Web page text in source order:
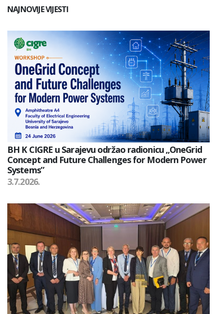
NAJNOVIJE VIJESTI
BH K CIGRE u Sarajevu održao radionicu „OneGrid
Concept and Future Challenges for Modern Power
Systems”
3.7.2026.